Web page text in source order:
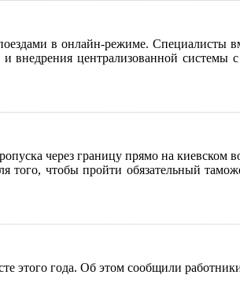
в онлайн-режиме. Специалисты
централизованной системы
через границу прямо на киевском
того, чтобы пройти обязательный
этого года. Об этом сообщили